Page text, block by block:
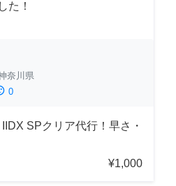
た！
奈川県
0
SPクリア代行！早さ・
¥1,000